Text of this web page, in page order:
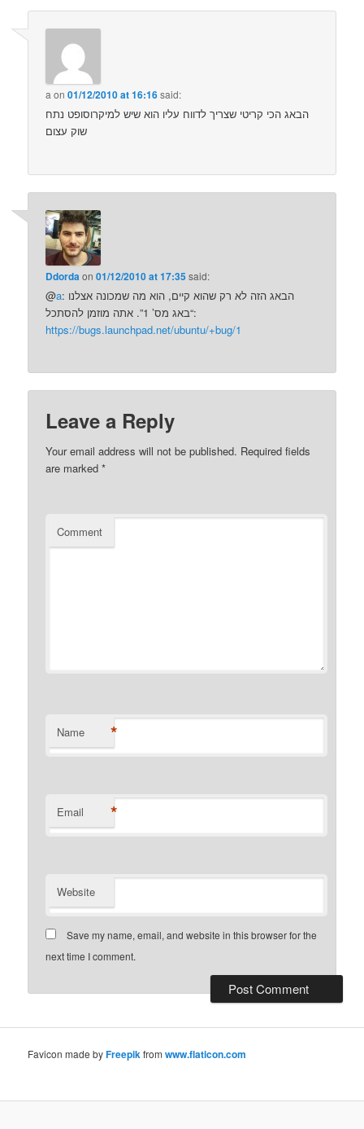
a on01/12/2010 at 16:16said:
הבאג הכי קריטי שצריך לדווח עליו הוא שיש למיקרוסופט נתח
שוק עצום
Ddordaon01/12/2010 at 17:35said:
@a: הבאג הזה לא רק שהוא קיים, הוא מה שמכונה אצלנו
“באג מס’ 1”. אתה מוזמן להסתכל:
https://bugs.launchpad.net/ubuntu/+bug/1
Leave a Reply
Your email address will not be published. Required fields
are marked*
Comment
Name *
Email *
Website
Save my name, email, and website in this browser for the
next time I comment.
Favicon made byFreepik fromwww.flaticon.com